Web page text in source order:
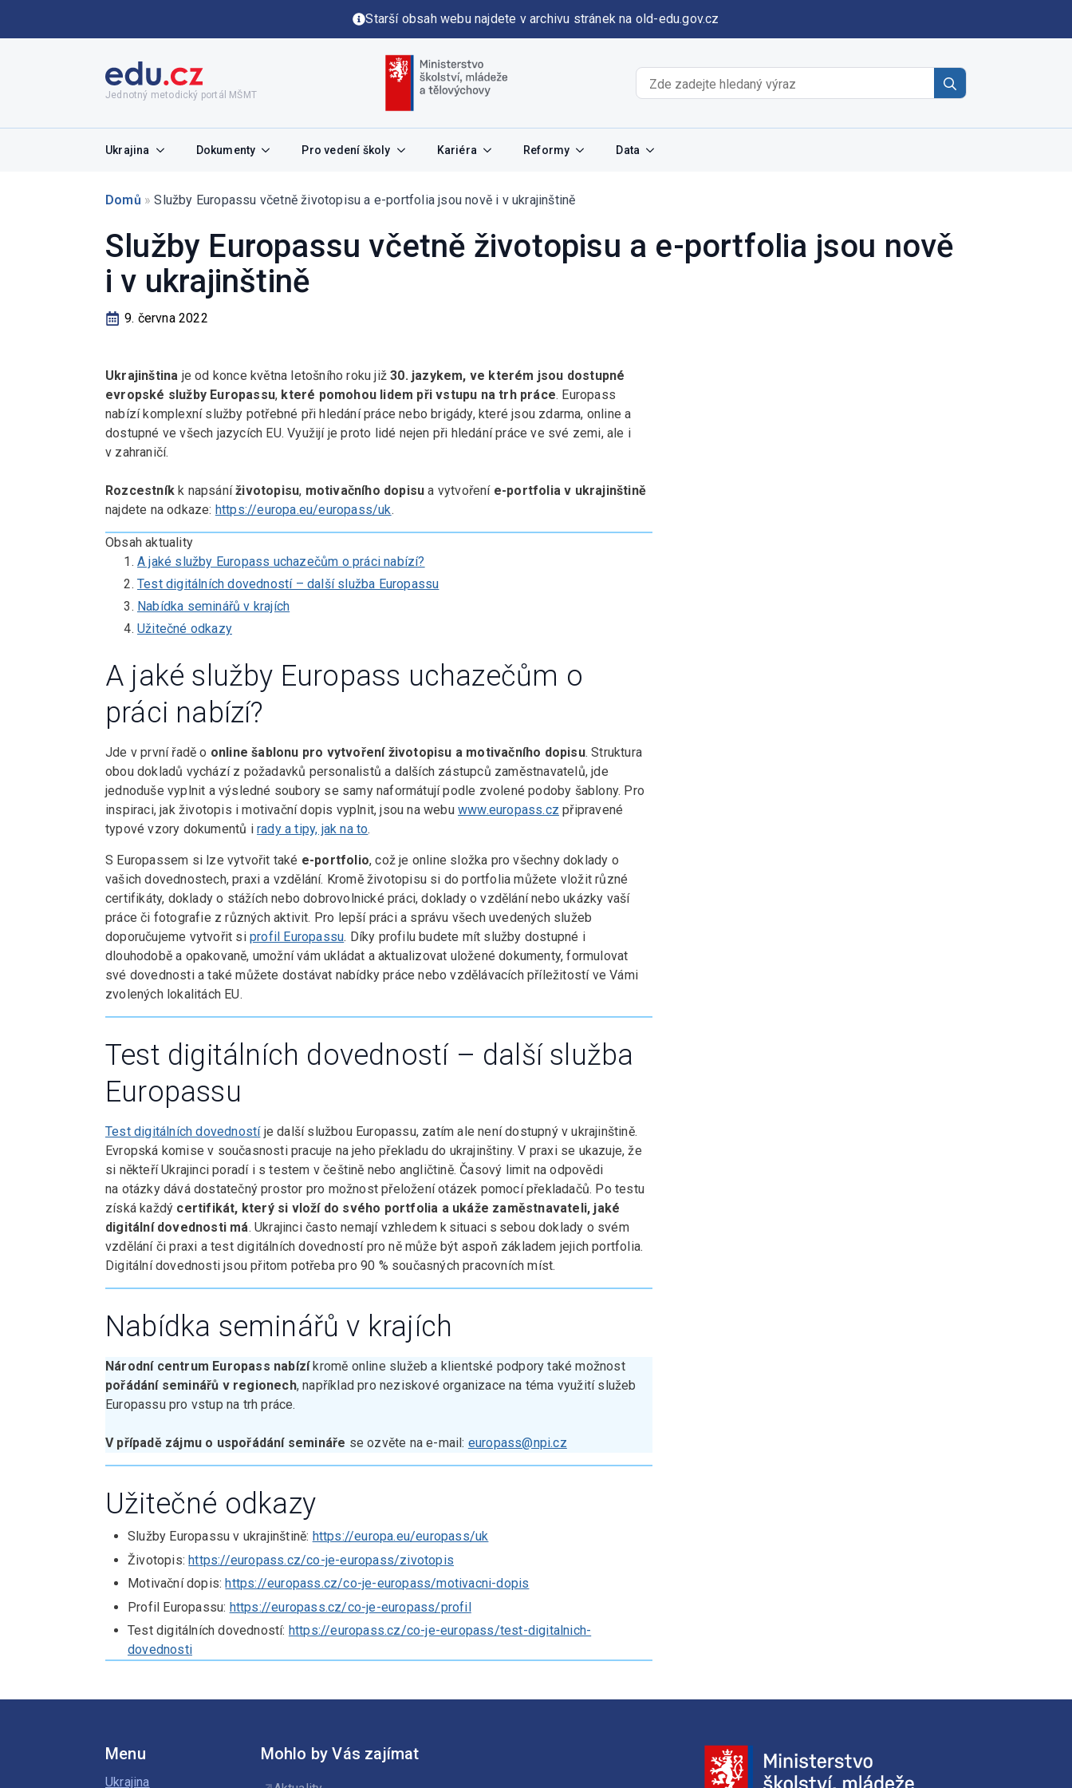
Starší obsah webu najdete v archivu stránek na old-edu.gov.cz
Jednotný metodický portál MŠMT
Search
for:
Ukrajina Dokumenty Pro vedení školy Kariéra Reformy Data
Domů » Služby Europassu včetně životopisu a e-portfolia jsou nově i v ukrajinštině
Služby Europassu včetně životopisu a e-portfolia jsou nově
i v ukrajinštině
9. června 2022
Ukrajinština je od konce května letošního roku již30. jazykem, ve kterém jsou dostupné
evropské služby Europassu, které pomohou lidem při vstupu na trh práce. Europass
nabízí komplexní služby potřebné při hledání práce nebo brigády, které jsou zdarma, online a
dostupné ve všech jazycích EU. Využijí je proto lidé nejen při hledání práce ve své zemi, ale i
v zahraničí.
Rozcestník k napsáníživotopisu, motivačního dopisu a vytvoření e-portfolia v ukrajinštině
najdete na odkaze: https://europa.eu/europass/uk.
Obsah aktuality
A jaké služby Europass uchazečům o práci nabízí?
Test digitálních dovedností – další služba Europassu
Nabídka seminářů v krajích
Užitečné odkazy
A jaké služby Europass uchazečům o
práci nabízí?
Jde v první řadě o online šablonu pro vytvoření životopisu a motivačního dopisu. Struktura
obou dokladů vychází z požadavků personalistů a dalších zástupců zaměstnavatelů, jde
jednoduše vyplnit a výsledné soubory se samy naformátují podle zvolené podoby šablony. Pro
inspiraci, jak životopis i motivační dopis vyplnit, jsou na webu www.europass.cz připravené
typové vzory dokumentů i rady a tipy, jak na to.
S Europassem si lze vytvořit také e-portfolio, což je online složka pro všechny doklady o
vašich dovednostech, praxi a vzdělání. Kromě životopisu si do portfolia můžete vložit různé
certifikáty, doklady o stážích nebo dobrovolnické práci, doklady o vzdělání nebo ukázky vaší
práce či fotografie z různých aktivit. Pro lepší práci a správu všech uvedených služeb
doporučujeme vytvořit si profil Europassu. Díky profilu budete mít služby dostupné i
dlouhodobě a opakovaně, umožní vám ukládat a aktualizovat uložené dokumenty, formulovat
své dovednosti a také můžete dostávat nabídky práce nebo vzdělávacích příležitostí ve Vámi
zvolených lokalitách EU.
Test digitálních dovedností – další služba
Europassu
Test digitálních dovednostíje další službou Europassu, zatím ale není dostupný v ukrajinštině.
Evropská komise v současnosti pracuje na jeho překladu do ukrajinštiny. V praxi se ukazuje, že
si někteří Ukrajinci poradí i s testem v češtině nebo angličtině. Časový limit na odpovědi
na otázky dává dostatečný prostor pro možnost přeložení otázek pomocí překladačů. Po testu
získá každý certifikát, který si vloží do svého portfolia a ukáže zaměstnavateli, jaké
digitální dovednosti má. Ukrajinci často nemají vzhledem k situaci s sebou doklady o svém
vzdělání či praxi a test digitálních dovedností pro ně může být aspoň základem jejich portfolia. ​
Digitální dovednosti jsou přitom potřeba pro 90 % současných pracovních míst.
Nabídka seminářů v krajích
Národní centrum Europass nabízíkromě online služeb a klientské podpory také možnost
pořádání seminářů v regionech, například pro neziskové organizace na téma využití služeb
Europassu pro vstup na trh práce.
V případě zájmu o uspořádání semináře se ozvěte na e-mail: europass@npi.cz
Užitečné odkazy
Služby Europassu v ukrajinštině: https://europa.eu/europass/uk
Životopis:https://europass.cz/co-je-europass/zivotopis
Motivační dopis: https://europass.cz/co-je-europass/motivacni-dopis
Profil Europassu: https://europass.cz/co-je-europass/profil
Test digitálních dovedností: https://europass.cz/co-je-europass/test-digitalnich-
dovednosti
Menu
Ukrajina
Mohlo by Vás zajímat